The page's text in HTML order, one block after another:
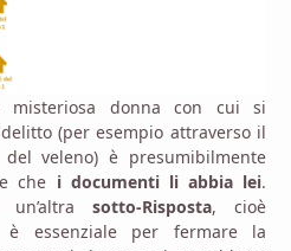
misteriosa donna con cui si
(per esempio attraverso il
veleno) è presumibilmente
che i documenti li abbia lei.
un’altrasotto-Risposta, cioè
è essenziale per fermare la